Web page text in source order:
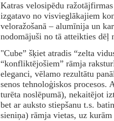
Katras velosipēdu
izgatavo no visvieglākajiem
veloražošanā – alumīnija un
nodomājuši no tā atteikties dēļ
"Cube” šķiet atradis “zelta
“konfliktējošiem” rāmja
eleganci, vēlamo rezultātu
senos tehnoloģiskos
turēta noslēpumā), nekaitējot
bet ar auksto stiepšanu t.s.
sieniņa) rāmja vietas, uz